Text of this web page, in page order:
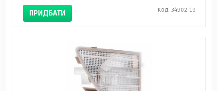
ПРИДБАТИ Код: 34902-19